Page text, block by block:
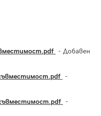
- Добавен
-
-